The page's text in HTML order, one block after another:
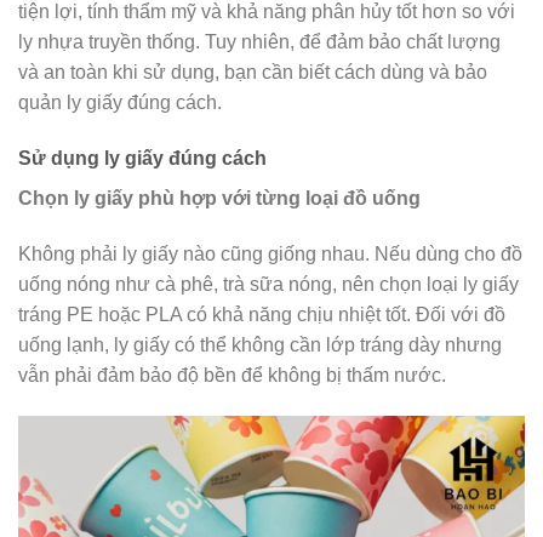
tiện lợi, tính thẩm mỹ và khả năng phân hủy tốt hơn so với
ly nhựa truyền thống. Tuy nhiên, để đảm bảo chất lượng
và an toàn khi sử dụng, bạn cần biết cách dùng và bảo
quản ly giấy đúng cách.
Sử dụng ly giấy đúng cách
Chọn ly giấy phù hợp với từng loại đồ uống
Không phải ly giấy nào cũng giống nhau. Nếu dùng cho đồ
uống nóng như cà phê, trà sữa nóng, nên chọn loại ly giấy
tráng PE hoặc PLA có khả năng chịu nhiệt tốt. Đối với đồ
uống lạnh, ly giấy có thể không cần lớp tráng dày nhưng
vẫn phải đảm bảo độ bền để không bị thấm nước.